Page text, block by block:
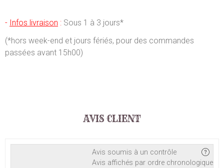
- Infos livraison : Sous 1 à 3 jours*
(*hors week-end et jours fériés, pour des commandes
passées avant 15h00)
AVIS CLIENT
Avis soumis à un contrôle
Avis affichés par ordre chronologique